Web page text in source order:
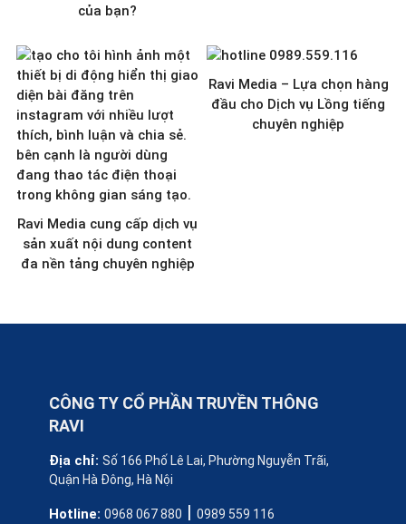
của bạn?
Ravi Media cung cấp dịch vụ
sản xuất nội dung content
đa nền tảng chuyên nghiệp
Ravi Media – Lựa chọn hàng
đầu cho Dịch vụ Lồng tiếng
chuyên nghiệp
CÔNG TY CỔ PHẦN TRUYỀN THÔNG
RAVI
Địa chỉ: Số 166 Phố Lê Lai, Phường Nguyễn Trãi,
Quận Hà Đông, Hà Nội
Hotline: 0968 067 880 | 0989 559 116